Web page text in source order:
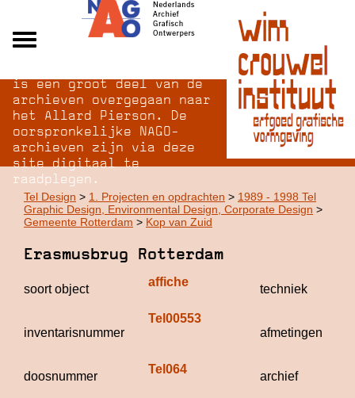
Over NAGO
Over WCI
Inloggen
is een groot deel van de
archieven overgegaan naar
het Allard Pierson. De
oorspronkelijke NAGO-
archieven zijn via deze
site digitaal te
raadplegen.
Tel Design > 1. Projecten en opdrachten > 1989 - 1998 Tel
Graphic Design, Environmental Design, Corporate Design >
Gemeente Rotterdam > Kop van Zuid
Erasmusbrug Rotterdam
soort object
affiche
techniek
inventarisnummer
Tel00553
afmetingen
doosnummer
Tel064
archief